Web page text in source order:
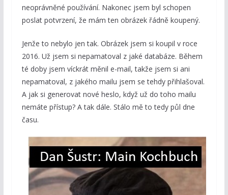
neoprávněné používání. Nakonec jsem byl schopen
poslat potvrzení, že mám ten obrázek řádně koupený.
Jenže to nebylo jen tak. Obrázek jsem si koupil v roce
2016. Už jsem si nepamatoval z jaké databáze. Během
té doby jsem víckrát měnil e-mail, takže jsem si ani
nepamatoval, z jakého mailu jsem se tehdy přihlašoval.
A jak si generovat nové heslo, když už do toho mailu
nemáte přístup? A tak dále. Stálo mě to tedy půl dne
času.